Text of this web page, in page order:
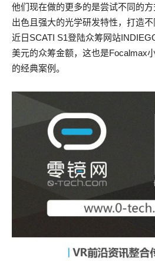
他们现在做的更多的是尝试不同的
出色且强大的光学研发特性，打造不
近日SCATI S1登陆众筹网站
美元的众筹金额，这也是Focalmax
的经典案例。